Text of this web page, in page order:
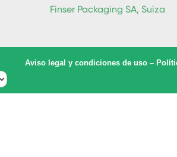
Finser Packaging SA, Suiza
Aviso legal y condiciones de uso –